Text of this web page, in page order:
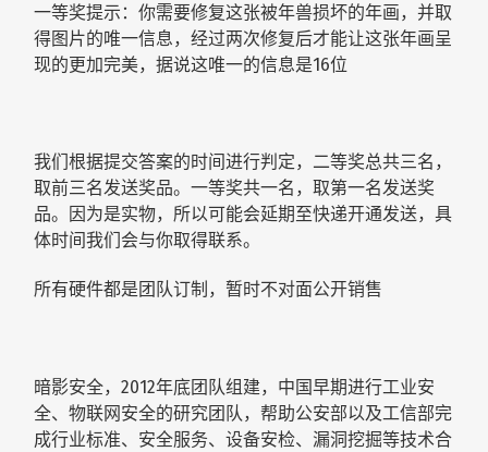
一等奖提示：你需要修复这张被年兽损坏的年画，并取
得图片的唯一信息，经过两次修复后才能让这张年画呈
现的更加完美，据说这唯一的信息是16位
我们根据提交答案的时间进行判定，二等奖总共三名，
取前三名发送奖品。一等奖共一名，取第一名发送奖
品。因为是实物，所以可能会延期至快递开通发送，具
体时间我们会与你取得联系。
所有硬件都是团队订制，暂时不对面公开销售
暗影安全，2012年底团队组建，中国早期进行工业安
全、物联网安全的研究团队，帮助公安部以及工信部完
成行业标准、安全服务、设备安检、漏洞挖掘等技术合